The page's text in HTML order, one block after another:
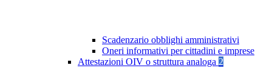
Scadenzario obblighi amministrativi
Oneri informativi per cittadini e imprese
Attestazioni OIV o struttura analoga 2